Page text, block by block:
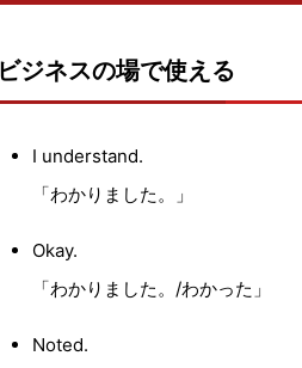
ビジネスの場で使える
I understand.
「わかりました。」
Okay.
「わかりました。/わかった」
Noted.